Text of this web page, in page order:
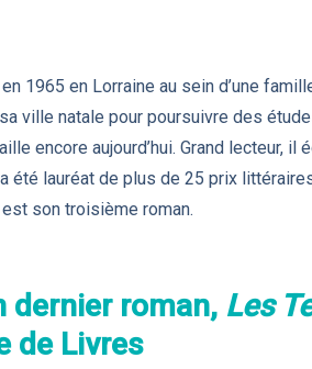
1965 en Lorraine au sein d’une
ville natale pour poursuivre des
encore aujourd’hui. Grand lecteur, il
été lauréat de plus de 25 prix
son troisième roman.
dernier roman, Les
de Livres